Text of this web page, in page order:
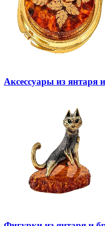
Аксессуары из янтаря